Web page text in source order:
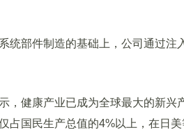
部件制造的基础上，公司通过注
健康产业已成为全球最大的新兴
占国民生产总值的4%以上，在日